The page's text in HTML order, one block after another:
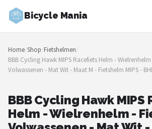
Bicycle Mania
Zoeken
NAVIGATIE
Shop
Merken
Blog
Home/Shop/Fietshelmen/
BBB Cycling Hawk MIPS Racefiets Helm -
Volwassenen - Mat Wit - Maat M - Fietshelm MIPS -
BBB Cycling Hawk
Helm - Wielrenhelm -